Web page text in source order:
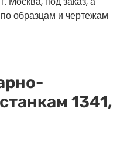
образцам и чертежам
1341,